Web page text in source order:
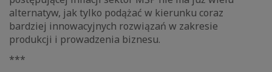
alternatyw, jak tylko podążać w kierunku coraz
bardziej innowacyjnych rozwiązań w zakresie
produkcji i prowadzenia biznesu.
***